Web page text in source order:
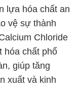
lựa hóa chất an
vệ sự thành
Chloride
hóa chất phổ
giúp tăng
xuất và kinh